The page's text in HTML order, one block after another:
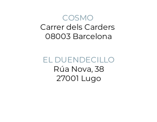
COSMO
Carrer dels Carders
08003 Barcelona
EL DUENDECILLO
Rúa Nova, 38
27001 Lugo